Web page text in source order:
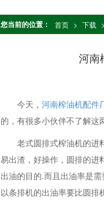
您当前的位置： 首页 > 下载 >
河南
今天， 河南榨油机配件
的，有很多小伙伴不了解这
老式圆排式榨油机的进
易出渣，好操作，圆排的进
出油的目的.而且出油率是
以条排机的出油率要比圆排